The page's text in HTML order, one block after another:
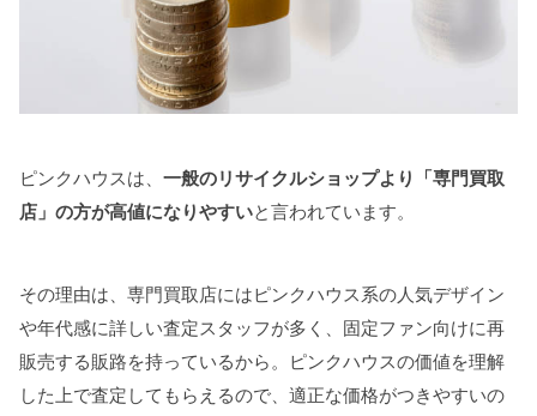
ピンクハウスは、 一般のリサイクルショップより「専門買取
店」の方が高値になりやすいと言われています。
その理由は、専門買取店にはピンクハウス系の人気デザイン
や年代感に詳しい査定スタッフが多く、固定ファン向けに再
販売する販路を持っているから。ピンクハウスの価値を理解
した上で査定してもらえるので、適正な価格がつきやすいの